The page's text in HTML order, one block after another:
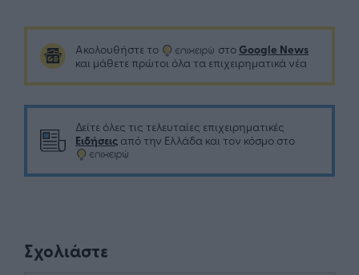
Ακολουθήστε το στο Google News
και μάθετε πρώτοι όλα τα επιχειρηματικά νέα
Δείτε όλες τις τελευταίες επιχειρηματικές
Ειδήσεις από την Ελλάδα και τον κόσμο στο
Σχολιάστε